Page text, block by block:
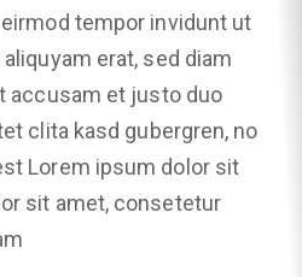
tempor invidunt ut
erat, sed diam
accusam et justo duo
clita kasd gubergren, no
Lorem ipsum dolor sit
sit amet, consetetur